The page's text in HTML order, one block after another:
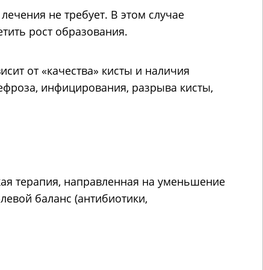
не требует. В этом случае
рост образования.
от «качества» кисты и наличия
инфицирования, разрыва кисты,
терапия, направленная на уменьшение
баланс (антибиотики,